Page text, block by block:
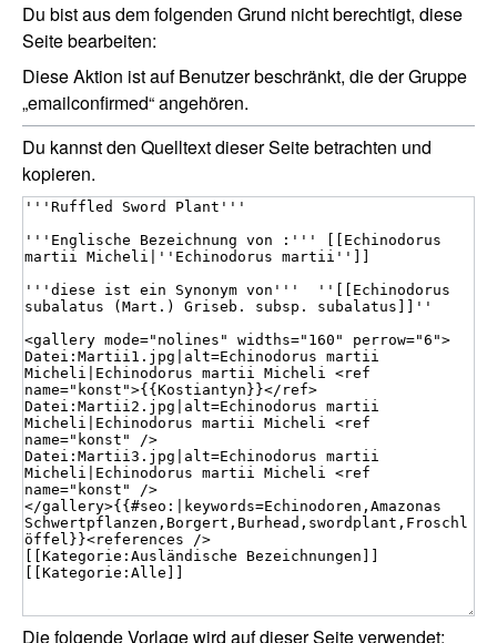
Du bist aus dem folgenden Grund nicht berechtigt, diese
Seite bearbeiten:
Diese Aktion ist auf Benutzer beschränkt, die der Gruppe
„emailconfirmed“ angehören.
Du kannst den Quelltext dieser Seite betrachten und
kopieren.
Die folgende Vorlage wird auf dieser Seite verwendet: